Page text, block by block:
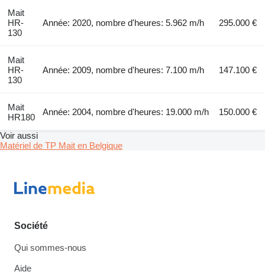
Mait
HR-
130
Année: 2020, nombre d'heures: 5.962 m/h 295.000 €
Mait
HR-
130
Année: 2009, nombre d'heures: 7.100 m/h 147.100 €
Mait
HR180
Année: 2004, nombre d'heures: 19.000 m/h 150.000 €
Voir aussi
Matériel de TP Mait en Belgique
Société
Qui sommes-nous
Aide